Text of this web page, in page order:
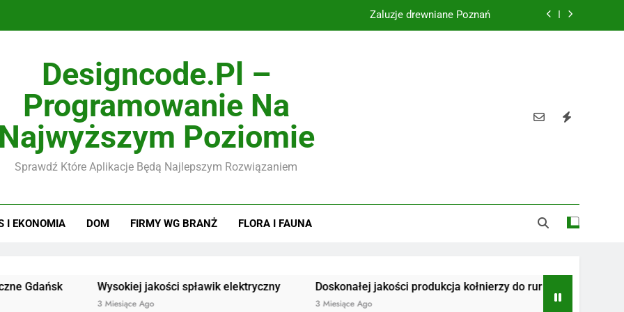
Żaluzje drewniane Poznań
Designcode.pl –
Programowanie Na
Najwyższym Poziomie
Sprawdź Które Aplikacje Będą Najlepszym Rozwiązaniem
I EKONOMIA DOM FIRMY WG BRANŻ FLORA I FAUNA
Wysokiej jakości spławik elektryczny
3 Miesiące Ago
Doskonałej jakości produkcja kołnierzy do rur
3 Miesiące Ago
Radiotelefony
3 Miesiące Ago